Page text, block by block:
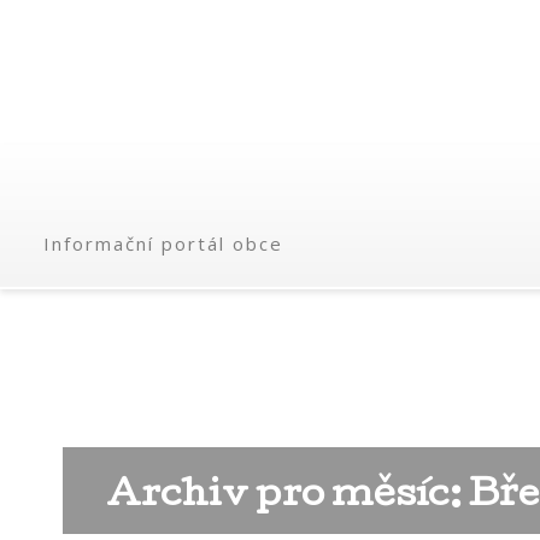
Informační portál obce
Archiv pro měsíc: